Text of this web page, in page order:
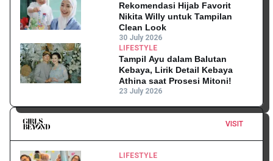
Rekomendasi Hijab Favorit
Nikita Willy untuk Tampilan
Clean Look
30 July 2026
LIFESTYLE
Tampil Ayu dalam Balutan
Kebaya, Lirik Detail Kebaya
Athina saat Prosesi Mitoni!
23 July 2026
VISIT
LIFESTYLE